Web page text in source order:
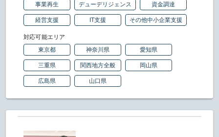
事業再生 デューデリジェンス 資金調達
経営支援 IT支援 その他中小企業支援
対応可能エリア
東京都
神奈川県 愛知県
三重県 関西地方全般 岡山県
広島県 山口県